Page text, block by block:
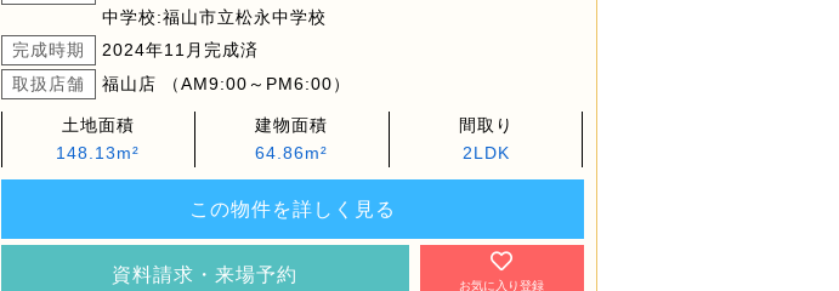
中学校:福山市立松永中学校
完成時期
2024年11月完成済
取扱店舗
福山店 （AM9:00～PM6:00）
土地面積
148.13m²
建物面積
64.86m²
間取り
2LDK
この物件を詳しく見る
資料請求・来場予約
お気に入り登録